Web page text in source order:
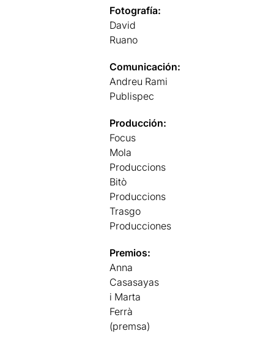
Fotografía:
David
Ruano
Comunicación:
Andreu Rami
Publispec
Producción:
Focus
Mola
Produccions
Bitò
Produccions
Trasgo
Producciones
Premios:
Anna
Casasayas
i Marta
Ferrà
(premsa)